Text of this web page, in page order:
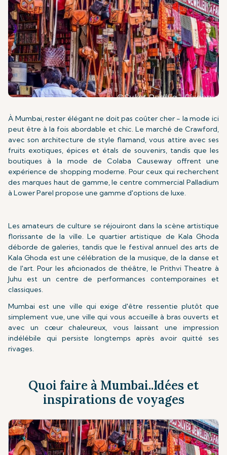
À Mumbai, rester élégant ne doit pas coûter cher - la mode ici
peut être à la fois abordable et chic. Le marché de Crawford,
avec son architecture de style flamand, vous attire avec ses
fruits exotiques, épices et étals de souvenirs, tandis que les
boutiques à la mode de Colaba Causeway offrent une
expérience de shopping moderne. Pour ceux qui recherchent
des marques haut de gamme, le centre commercial Palladium
à Lower Parel propose une gamme d'options de luxe.
Les amateurs de culture se réjouiront dans la scène artistique
florissante de la ville. Le quartier artistique de Kala Ghoda
déborde de galeries, tandis que le festival annuel des arts de
Kala Ghoda est une célébration de la musique, de la danse et
de l'art. Pour les aficionados de théâtre, le Prithvi Theatre à
Juhu est un centre de performances contemporaines et
classiques.
Mumbai est une ville qui exige d'être ressentie plutôt que
simplement vue, une ville qui vous accueille à bras ouverts et
avec un cœur chaleureux, vous laissant une impression
indélébile qui persiste longtemps après avoir quitté ses
rivages.
Quoi faire à Mumbai..Idées et
inspirations de voyages